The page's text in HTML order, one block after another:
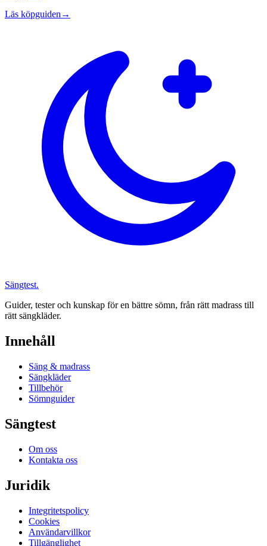
Läs köpguiden →
Sängtest.
Guider, tester och kunskap för en bättre sömn, från rätt madrass till
rätt sängkläder.
Innehåll
Säng & madrass
Sängkläder
Tillbehör
Sömnguider
Sängtest
Om oss
Kontakta oss
Juridik
Integritetspolicy
Cookies
Användarvillkor
Tillgänglighet